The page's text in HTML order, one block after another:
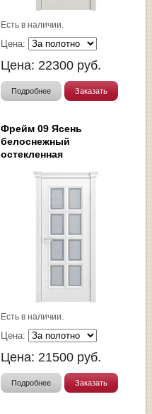
Есть в наличии.
Цена:
Цена: 22300 руб.
Подробнее Заказать
Фрейм 09 Ясень
белоснежный
остекленная
Есть в наличии.
Цена:
Цена: 21500 руб.
Подробнее Заказать